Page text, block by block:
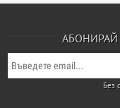
Без